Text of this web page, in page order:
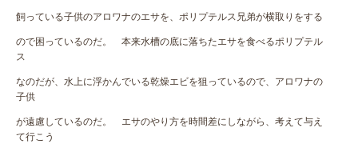
飼っている子供のアロワナのエサを、ポリプテルス兄弟が横取りをする
ので困っているのだ。 本来水槽の底に落ちたエサを食べるポリプテル
ス
なのだが、水上に浮かんでいる乾燥エビを狙っているので、アロワナの
子供
が遠慮しているのだ。 エサのやり方を時間差にしながら、考えて与え
て行こう